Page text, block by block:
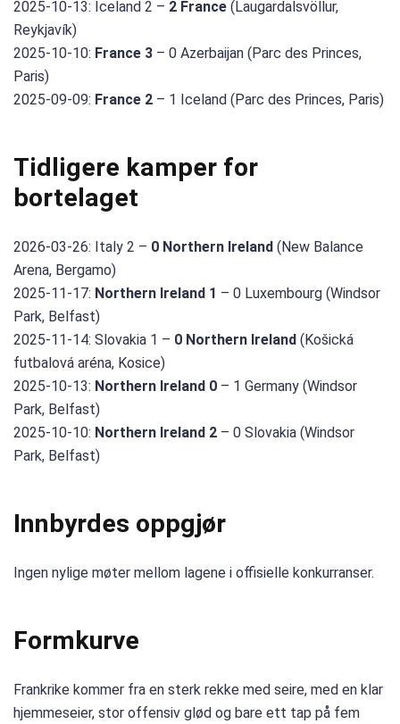
2025-10-13: Iceland 2 – 2 France (Laugardalsvöllur,
Reykjavík)
2025-10-10: France 3 – 0 Azerbaijan (Parc des Princes,
Paris)
2025-09-09: France 2 – 1 Iceland (Parc des Princes, Paris)
Tidligere kamper for
bortelaget
2026-03-26: Italy 2 – 0 Northern Ireland (New Balance
Arena, Bergamo)
2025-11-17: Northern Ireland 1 – 0 Luxembourg (Windsor
Park, Belfast)
2025-11-14: Slovakia 1 – 0 Northern Ireland (Košická
futbalová aréna, Kosice)
2025-10-13: Northern Ireland 0 – 1 Germany (Windsor
Park, Belfast)
2025-10-10: Northern Ireland 2 – 0 Slovakia (Windsor
Park, Belfast)
Innbyrdes oppgjør
Ingen nylige møter mellom lagene i offisielle konkurranser.
Formkurve
Frankrike kommer fra en sterk rekke med seire, med en klar
hjemmeseier, stor offensiv glød og bare ett tap på fem